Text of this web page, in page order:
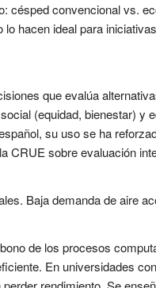
convencional vs.
hacen ideal para
que evalúa
(equidad, bienestar) y
su uso se ha
sobre evaluación
Baja demanda de aire
de los procesos
En universidades